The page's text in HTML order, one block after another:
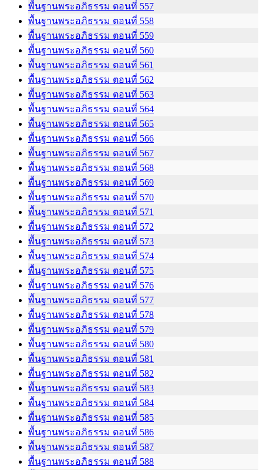
พื้นฐานพระอภิธรรม ตอนที่ 557
พื้นฐานพระอภิธรรม ตอนที่ 558
พื้นฐานพระอภิธรรม ตอนที่ 559
พื้นฐานพระอภิธรรม ตอนที่ 560
พื้นฐานพระอภิธรรม ตอนที่ 561
พื้นฐานพระอภิธรรม ตอนที่ 562
พื้นฐานพระอภิธรรม ตอนที่ 563
พื้นฐานพระอภิธรรม ตอนที่ 564
พื้นฐานพระอภิธรรม ตอนที่ 565
พื้นฐานพระอภิธรรม ตอนที่ 566
พื้นฐานพระอภิธรรม ตอนที่ 567
พื้นฐานพระอภิธรรม ตอนที่ 568
พื้นฐานพระอภิธรรม ตอนที่ 569
พื้นฐานพระอภิธรรม ตอนที่ 570
พื้นฐานพระอภิธรรม ตอนที่ 571
พื้นฐานพระอภิธรรม ตอนที่ 572
พื้นฐานพระอภิธรรม ตอนที่ 573
พื้นฐานพระอภิธรรม ตอนที่ 574
พื้นฐานพระอภิธรรม ตอนที่ 575
พื้นฐานพระอภิธรรม ตอนที่ 576
พื้นฐานพระอภิธรรม ตอนที่ 577
พื้นฐานพระอภิธรรม ตอนที่ 578
พื้นฐานพระอภิธรรม ตอนที่ 579
พื้นฐานพระอภิธรรม ตอนที่ 580
พื้นฐานพระอภิธรรม ตอนที่ 581
พื้นฐานพระอภิธรรม ตอนที่ 582
พื้นฐานพระอภิธรรม ตอนที่ 583
พื้นฐานพระอภิธรรม ตอนที่ 584
พื้นฐานพระอภิธรรม ตอนที่ 585
พื้นฐานพระอภิธรรม ตอนที่ 586
พื้นฐานพระอภิธรรม ตอนที่ 587
พื้นฐานพระอภิธรรม ตอนที่ 588